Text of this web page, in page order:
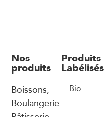
Nos
produits
Boissons,
Boulangerie-
Produits
Labélisés
Bio